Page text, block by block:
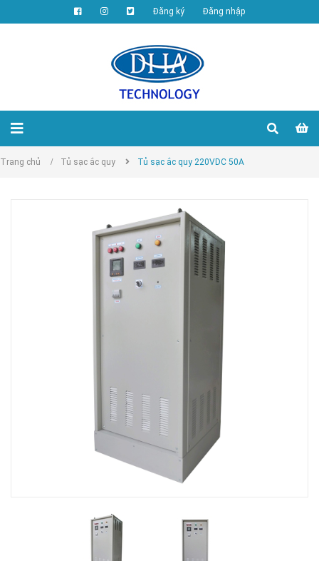
Đăng ký Đăng nhập
Trang chủ / Tủ sạc ắc quy Tủ sạc ắc quy 220VDC 50A